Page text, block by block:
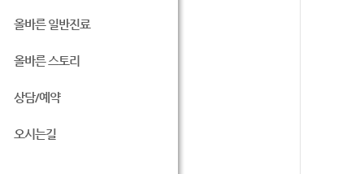
올바른 일반진료
올바른 스토리
상담/예약
오시는길